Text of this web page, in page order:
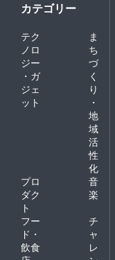
カテゴリー
テク
ノロ
ジー
・ガ
ジェ
ット
ま
ち
づ
く
り
・
地
域
活
性
化
プロ
ダク
ト
音
楽
フー
ド・
飲食
チ
ャ
レ